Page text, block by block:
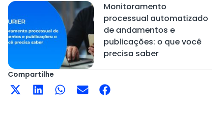
Monitoramento
processual automatizado
de andamentos e
publicações: o que você
precisa saber
Compartilhe